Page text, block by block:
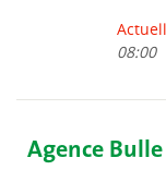
08:00
Agence Bulle